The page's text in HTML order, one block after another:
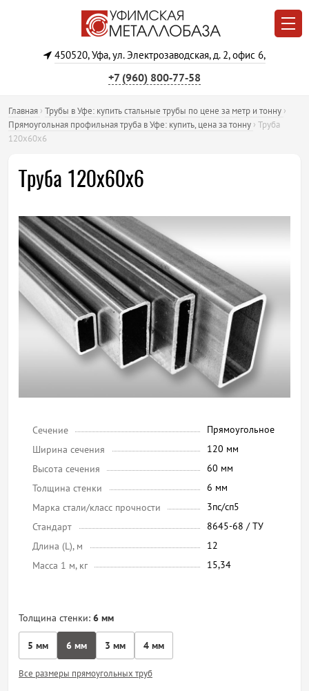
450520, Уфа, ул. Электрозаводская, д. 2, офис 6,
+7 (960) 800‐77‐58
Главная › Трубы в Уфе: купить стальные трубы по цене за метр и тонну ›
Прямоугольная профильная труба в Уфе: купить, цена за тонну › Труба
120х60х6
Труба 120х60х6
Сечение
Прямоугольное
Ширина сечения
120 мм
Высота сечения
60 мм
Толщина стенки
6 мм
Марка стали/класс прочности
3пс/сп5
Стандарт
8645-68 / ТУ
Длина (L), м
12
Масса 1 м, кг
15,34
Толщина стенки: 6 мм
5 мм 6 мм 3 мм 4 мм
Все размеры прямоугольных труб